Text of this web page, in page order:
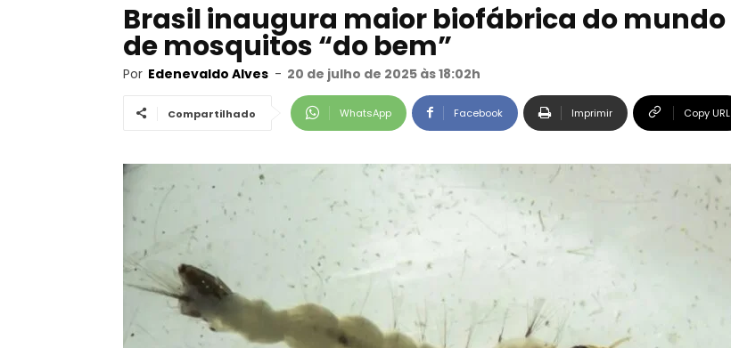
Brasil inaugura maior biofábrica do mundo
de mosquitos “do bem”
Por Edenevaldo Alves - 20 de julho de 2025 às 18:02h
Compartilhado WhatsApp Facebook Imprimir Copy URL